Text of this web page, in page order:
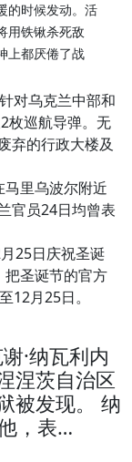
的时候发动。活
用铁锹杀死敌
上都厌倦了战
对乌克兰中部和
枚巡航导弹。无
弃的行政大楼及
里乌波尔附近
官员24日均曾表
25日庆祝圣诞
圣诞节的官方
12月25日。
·纳瓦利内
涅茨自治区
被发现。 纳
，表…